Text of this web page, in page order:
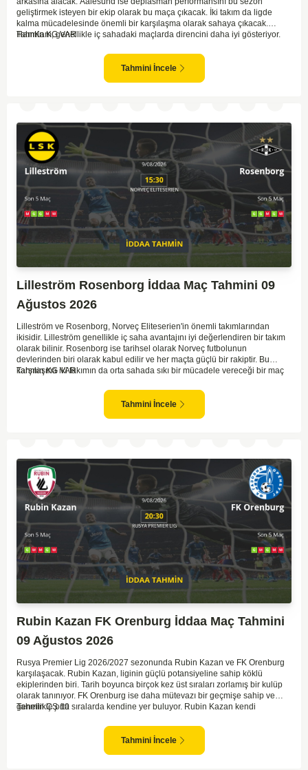
geliştirmek isteyen bir ekip olarak bu maça çıkacak. İki takım da ligde
kalma mücadelesinde önemli bir karşılaşma olarak sahaya çıkacak.
HamKam, genellikle iç sahadaki maçlarda direncini daha iyi gösteriyor.
olabilir. Hücum anlamında her iki takım da zaman zaman sıkıntı yaşasa da
gol bulma ihtimalleri yüksek.
Tahmin KG VAR
Tahmini İncele
Lilleström Rosenborg İddaa Maç Tahmini 09
Ağustos 2026
Lilleström ve Rosenborg, Norveç Eliteserien'in önemli takımlarından
ikisidir. Lilleström genellikle iç saha avantajını iyi değerlendiren bir takım
olarak bilinir. Rosenborg ise tarihsel olarak Norveç futbolunun
devlerinden biri olarak kabul edilir ve her maçta güçlü bir rakiptir. Bu
karşılaşma iki takımın da orta sahada sıkı bir mücadele vereceği bir maç
oyunundaki etkisi birlikte düşünüldüğünde, maçın dengede geçmesi
olasıdır. İki takımın da gol atma potansiyeli yüksek olduğu için karşılıklı
Tahmin KG VAR
Tahmini İncele
Rubin Kazan FK Orenburg İddaa Maç Tahmini
09 Ağustos 2026
Rusya Premier Lig 2026/2027 sezonunda Rubin Kazan ve FK Orenburg
karşılaşacak. Rubin Kazan, liginin güçlü potansiyeline sahip köklü
ekiplerinden biri. Tarih boyunca birçok kez üst sıraları zorlamış bir kulüp
olarak tanınıyor. FK Orenburg ise daha mütevazı bir geçmişe sahip ve
genellikle orta sıralarda kendine yer buluyor. Rubin Kazan kendi
gösteriyor. Toparlayacak olursak bu maçta ev sahibi ekibin bir adım önde
Tahmin ÇŞ 10
Tahmini İncele